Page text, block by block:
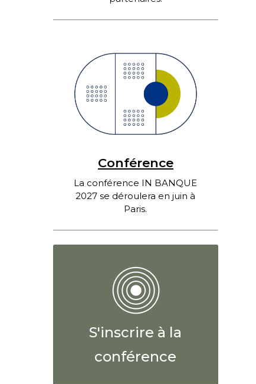
Conférence
La conférence IN BANQUE
2027 se déroulera en juin à
Paris.
S'inscrire à la
conférence